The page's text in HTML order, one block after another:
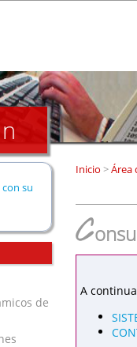
su
de
Inicio >Área
C
A